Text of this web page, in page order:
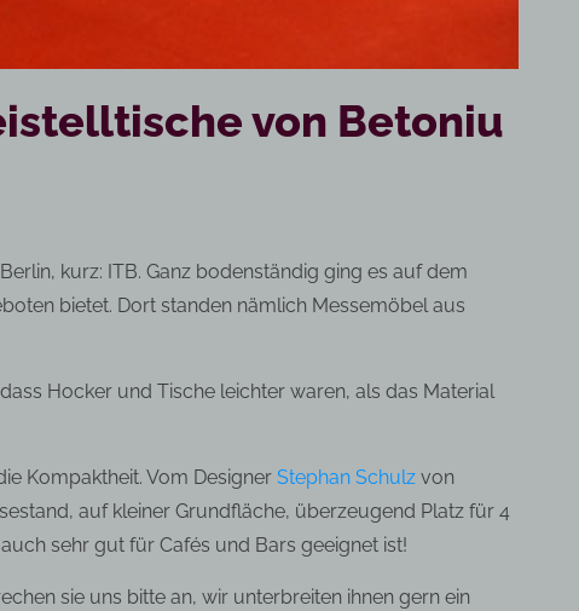
von Betoniu
kurz: ITB. Ganz bodenständig ging es auf dem
bietet. Dort standen nämlich Messemöbel aus
Hocker und Tische leichter waren, als das Material
Kompaktheit. Vom Designer Stephan Schulz von
auf kleiner Grundfläche, überzeugend Platz für 4
sehr gut für Cafés und Bars geeignet ist!
sie uns bitte an, wir unterbreiten ihnen gern ein